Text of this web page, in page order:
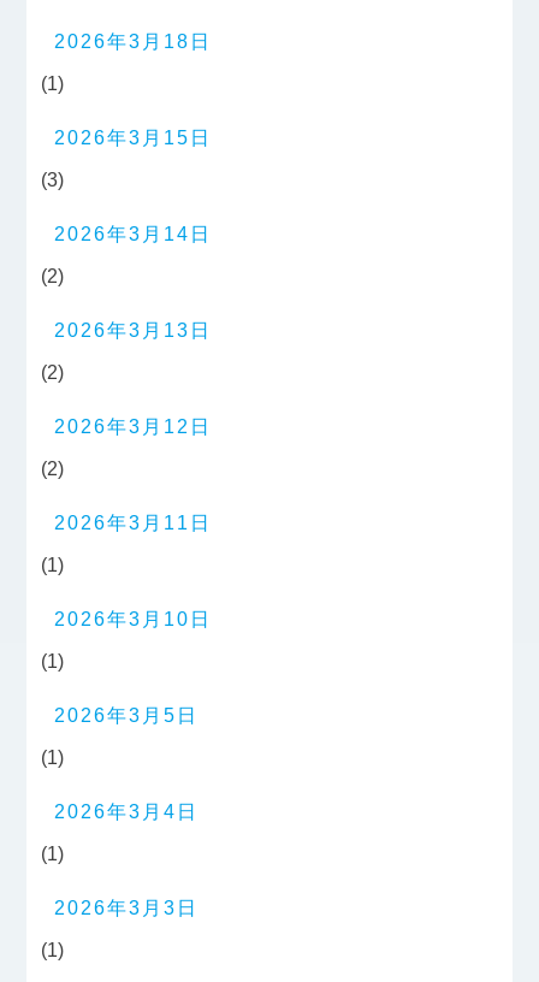
2026年3月18日
(1)
2026年3月15日
(3)
2026年3月14日
(2)
2026年3月13日
(2)
2026年3月12日
(2)
2026年3月11日
(1)
2026年3月10日
(1)
2026年3月5日
(1)
2026年3月4日
(1)
2026年3月3日
(1)